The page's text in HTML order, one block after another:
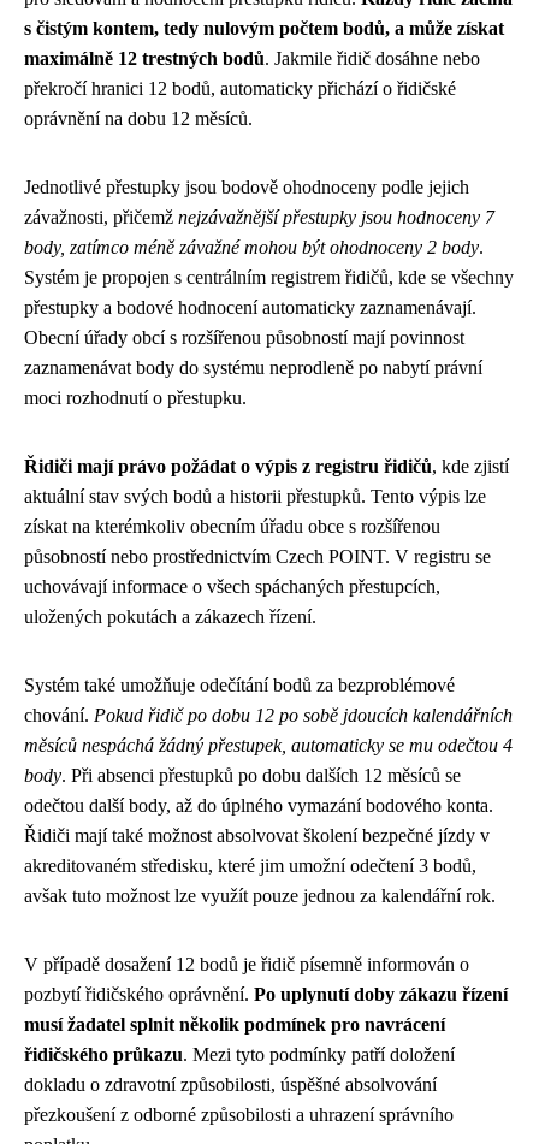
s čistým kontem, tedy nulovým počtem bodů, a může získat
maximálně 12 trestných bodů. Jakmile řidič dosáhne nebo
překročí hranici 12 bodů, automaticky přichází o řidičské
oprávnění na dobu 12 měsíců.
Jednotlivé přestupky jsou bodově ohodnoceny podle jejich
závažnosti, přičemž nejzávažnější přestupky jsou hodnoceny 7
body, zatímco méně závažné mohou být ohodnoceny 2 body.
Systém je propojen s centrálním registrem řidičů, kde se všechny
přestupky a bodové hodnocení automaticky zaznamenávají.
Obecní úřady obcí s rozšířenou působností mají povinnost
zaznamenávat body do systému neprodleně po nabytí právní
moci rozhodnutí o přestupku.
Řidiči mají právo požádat o výpis z registru řidičů, kde zjistí
aktuální stav svých bodů a historii přestupků. Tento výpis lze
získat na kterémkoliv obecním úřadu obce s rozšířenou
působností nebo prostřednictvím Czech POINT. V registru se
uchovávají informace o všech spáchaných přestupcích,
uložených pokutách a zákazech řízení.
Systém také umožňuje odečítání bodů za bezproblémové
chování. Pokud řidič po dobu 12 po sobě jdoucích kalendářních
měsíců nespáchá žádný přestupek, automaticky se mu odečtou 4
body. Při absenci přestupků po dobu dalších 12 měsíců se
odečtou další body, až do úplného vymazání bodového konta.
Řidiči mají také možnost absolvovat školení bezpečné jízdy v
akreditovaném středisku, které jim umožní odečtení 3 bodů,
avšak tuto možnost lze využít pouze jednou za kalendářní rok.
V případě dosažení 12 bodů je řidič písemně informován o
pozbytí řidičského oprávnění. Po uplynutí doby zákazu řízení
musí žadatel splnit několik podmínek pro navrácení
řidičského průkazu. Mezi tyto podmínky patří doložení
dokladu o zdravotní způsobilosti, úspěšné absolvování
přezkoušení z odborné způsobilosti a uhrazení správního